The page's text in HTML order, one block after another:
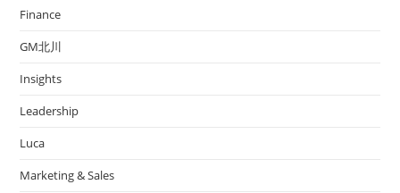
Finance
GM北川
Insights
Leadership
Luca
Marketing & Sales